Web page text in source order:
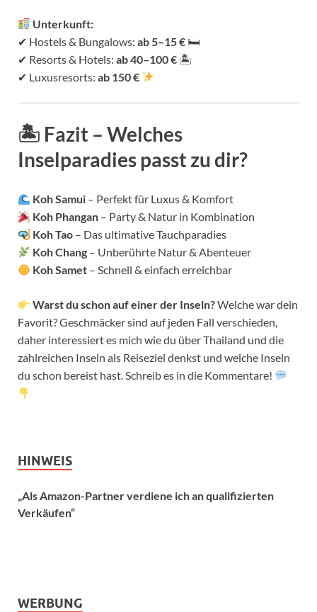
Unterkunft:
✔ Hostels & Bungalows: ab 5–15 € 🛏
✔ Resorts & Hotels: ab 40–100 € 🏝
✔ Luxusresorts: ab 150 €
🏝 Fazit – Welches
Inselparadies passt zu dir?
Koh Samui – Perfekt für Luxus & Komfort
Koh Phangan – Party & Natur in Kombination
Koh Tao – Das ultimative Tauchparadies
Koh Chang – Unberührte Natur & Abenteuer
Koh Samet – Schnell & einfach erreichbar
Warst du schon auf einer der Inseln?Welche war dein
Favorit? Geschmäcker sind auf jeden Fall verschieden,
daher interessiert es mich wie du über Thailand und die
zahlreichen Inseln als Reiseziel denkst und welche Inseln
du schon bereist hast. Schreib es in die Kommentare!
HINWEIS
„Als Amazon-Partner verdiene ich an qualifizierten
Verkäufen“
WERBUNG